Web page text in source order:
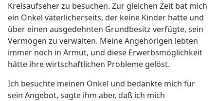
Kreisaufseher zu besuchen. Zur gleichen Zeit bat mich
ein Onkel väterlicherseits, der keine Kinder hatte und
über einen ausgedehnten Grundbesitz verfügte, sein
Vermögen zu verwalten. Meine Angehörigen lebten
immer noch in Armut, und diese Erwerbsmöglichkeit
hätte ihre wirtschaftlichen Probleme gelöst.
Ich besuchte meinen Onkel und bedankte mich für
sein Angebot, sagte ihm aber, daß ich mich